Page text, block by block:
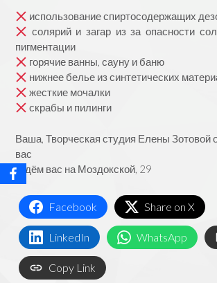
использование спиртосодержащих
солярий и загар из за опасности
пигментации
горячие ванны, сауну и баню
нижнее белье из синтетических
жесткие мочалки
скрабы и пилинги
Ваша, Творческая студия Елены Зотовой
вас
Ждём вас на Моздокской, 29
Facebook Share on X
LinkedIn WhatsApp
Copy Link